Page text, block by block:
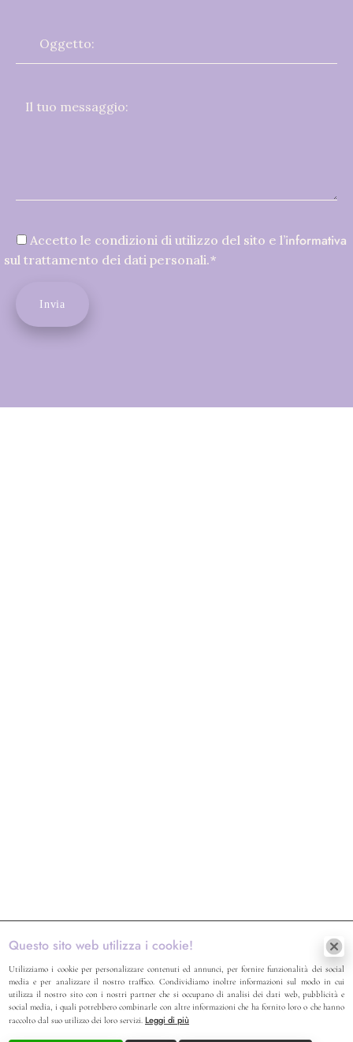
Accetto le condizioni di utilizzo del sito e l’informativa
sul trattamento dei dati personali.*
Questo sito web utilizza i cookie!
Utilizziamo i cookie per personalizzare contenuti ed annunci, per fornire funzionalità dei social
media e per analizzare il nostro traffico. Condividiamo inoltre informazioni sul modo in cui
utilizza il nostro sito con i nostri partner che si occupano di analisi dei dati web, pubblicità e
social media, i quali potrebbero combinarle con altre informazioni che ha fornito loro o che hanno
raccolto dal suo utilizzo dei loro servizi. Leggi di più